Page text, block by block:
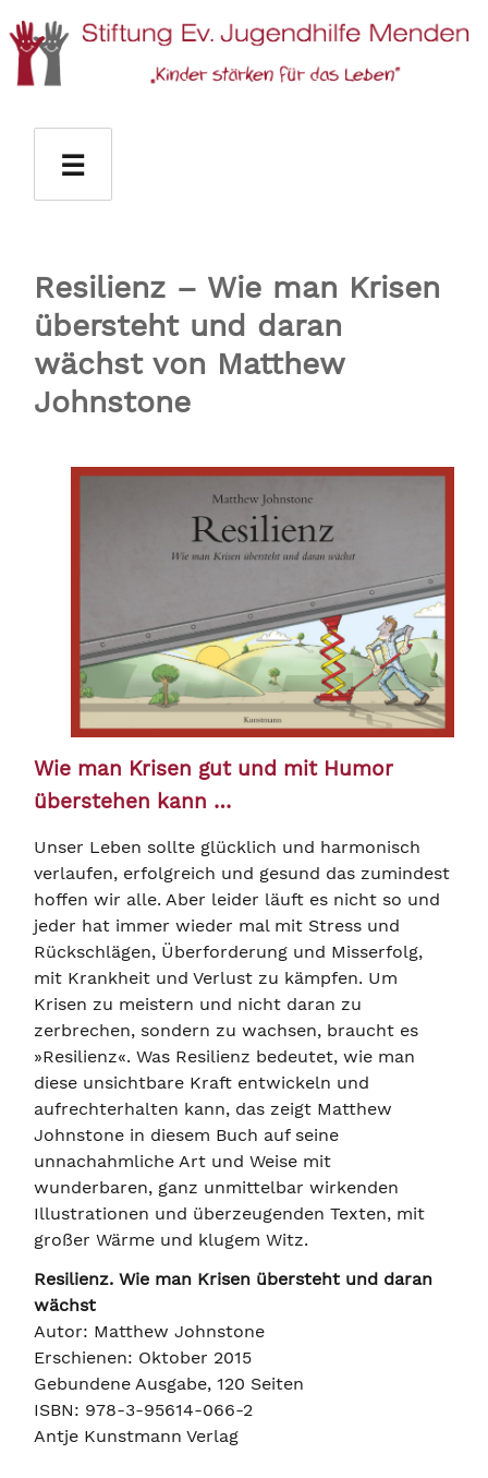
Stiftung Ev. Jugendhilfe Menden
☰
Resilienz – Wie man Krisen
übersteht und daran
wächst von Matthew
Johnstone
Wie man Krisen gut und mit Humor
überstehen kann …
Unser Leben sollte glücklich und harmonisch
verlaufen, erfolgreich und gesund das zumindest
hoffen wir alle. Aber leider läuft es nicht so und
jeder hat immer wieder mal mit Stress und
Rückschlägen, Überforderung und Misserfolg,
mit Krankheit und Verlust zu kämpfen. Um
Krisen zu meistern und nicht daran zu
zerbrechen, sondern zu wachsen, braucht es
»Resilienz«. Was Resilienz bedeutet, wie man
diese unsichtbare Kraft entwickeln und
aufrechterhalten kann, das zeigt Matthew
Johnstone in diesem Buch auf seine
unnachahmliche Art und Weise mit
wunderbaren, ganz unmittelbar wirkenden
Illustrationen und überzeugenden Texten, mit
großer Wärme und klugem Witz.
Resilienz. Wie man Krisen übersteht und daran
wächst
Autor: Matthew Johnstone
Erschienen: Oktober 2015
Gebundene Ausgabe, 120 Seiten
ISBN: 978-3-95614-066-2
Antje Kunstmann Verlag